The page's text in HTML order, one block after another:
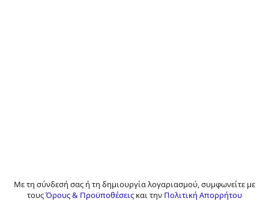
Με τη σύνδεσή σας ή τη δημιουργία λογαριασμού, συμφωνείτε με
τουςΌρους & Προϋποθέσεις και την Πολιτική Απορρήτου